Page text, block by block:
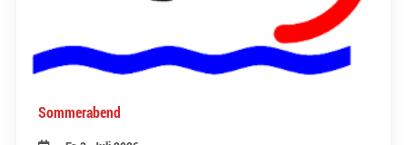
Sommerabend